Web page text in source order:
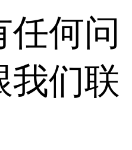
任何问
我们联